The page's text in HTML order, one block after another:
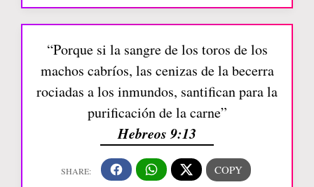
“Porque si la sangre de los toros de los
machos cabríos, las cenizas de la becerra
rociadas a los inmundos, santifican para la
purificación de la carne”
Hebreos 9:13